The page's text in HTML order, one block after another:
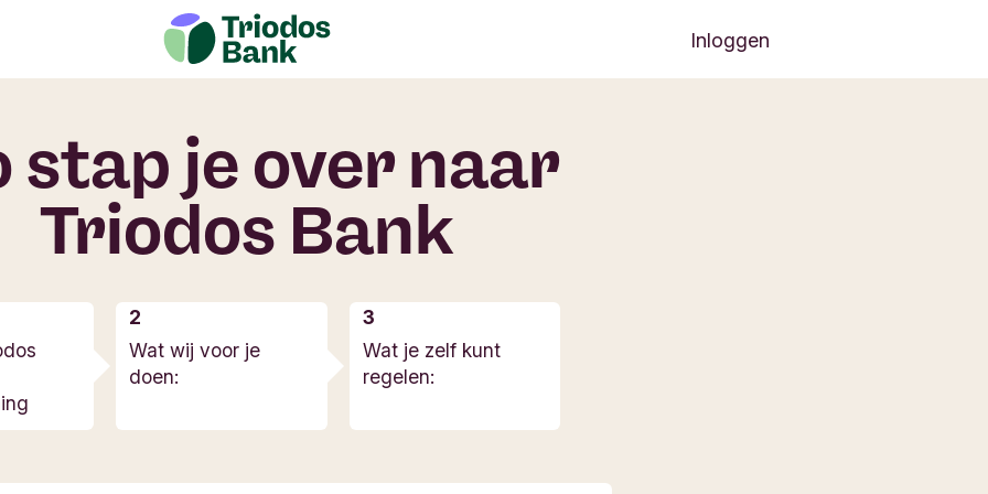
Inloggen
stap je over naar
Triodos Bank
Wat wij voor je
doen:
Wat je zelf kunt
regelen: